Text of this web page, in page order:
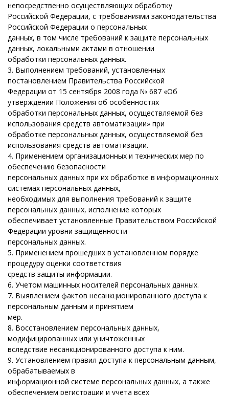
непосредственно осуществляющих обработку
Российской Федерации, с требованиями законодательства
Российской Федерации о персональных
данных, в том числе требований к защите персональных
данных, локальными актами в отношении
обработки персональных данных.
3. Выполнением требований, установленных
постановлением Правительства Российской
Федерации от 15 сентября 2008 года № 687 «Об
утверждении Положения об особенностях
обработки персональных данных, осуществляемой без
использования средств автоматизации» при
обработке персональных данных, осуществляемой без
использования средств автоматизации.
4. Применением организационных и технических мер по
обеспечению безопасности
персональных данных при их обработке в информационных
системах персональных данных,
необходимых для выполнения требований к защите
персональных данных, исполнение которых
обеспечивает установленные Правительством Российской
Федерации уровни защищенности
персональных данных.
5. Применением прошедших в установленном порядке
процедуру оценки соответствия
средств защиты информации.
6. Учетом машинных носителей персональных данных.
7. Выявлением фактов несанкционированного доступа к
персональным данным и принятием
мер.
8. Восстановлением персональных данных,
модифицированных или уничтоженных
вследствие несанкционированного доступа к ним.
9. Установлением правил доступа к персональным данным,
обрабатываемых в
информационной системе персональных данных, а также
обеспечением регистрации и учета всех